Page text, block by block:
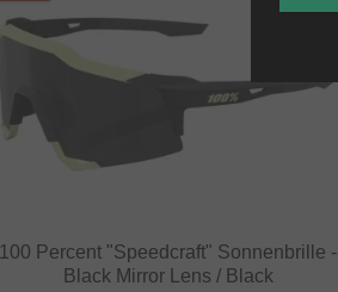
100 Percent "Speedcraft" Sonnenbrille -
Black Mirror Lens / Black